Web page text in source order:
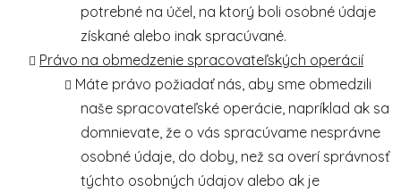
potrebné na účel, na ktorý boli osobné údaje
získané alebo inak spracúvané.
Právo na obmedzenie spracovateľských operácií
Máte právo požiadať nás, aby sme obmedzili
naše spracovateľské operácie, napríklad ak sa
domnievate, že o vás spracúvame nesprávne
osobné údaje, do doby, než sa overí správnosť
týchto osobných údajov alebo ak je